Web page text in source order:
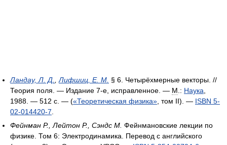
Ландау, Л. Д. Лифшиц, Е. М. § 6. Четырёхмерные векторы. //
Теория поля. — Издание 7-е, исправленное. — М .: Наука
1988. — 512 с. — («Теоретическая физика» , том II). — ISBN 5-
02-014420-7
Фейнман Р., Лейтон Р., Сэндс М. Фейнмановские лекции по
физике. Том 6: Электродинамика. Перевод с английского